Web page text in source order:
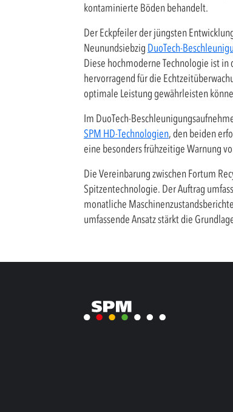
kontaminierte Böden behandelt.
Der Eckpfeiler der jüngsten
Neunundsiebzig DuoTech-
Diese hochmoderne Technologie ist
hervorragend für die
optimale Leistung gewährleisten
Im DuoTech-
SPM HD-Technologien, den beiden
eine besonders frühzeitige Warnung
Die Vereinbarung zwischen Fortum
Spitzentechnologie. Der Auftrag
monatliche
umfassende Ansatz stärkt die